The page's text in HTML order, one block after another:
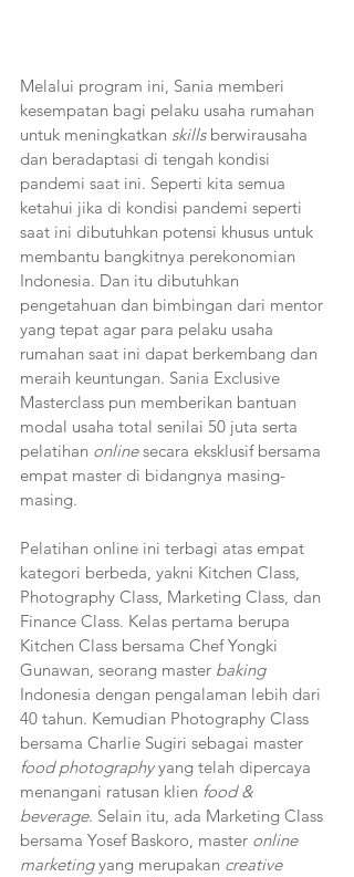
Melalui program ini, Sania memberi
kesempatan bagi pelaku usaha rumahan
untuk meningkatkan skills berwirausaha
dan beradaptasi di tengah kondisi
pandemi saat ini. Seperti kita semua
ketahui jika di kondisi pandemi seperti
saat ini dibutuhkan potensi khusus untuk
membantu bangkitnya perekonomian
Indonesia. Dan itu dibutuhkan
pengetahuan dan bimbingan dari mentor
yang tepat agar para pelaku usaha
rumahan saat ini dapat berkembang dan
meraih keuntungan. Sania Exclusive
Masterclass pun memberikan bantuan
modal usaha total senilai 50 juta serta
pelatihan online secara eksklusif bersama
empat master di bidangnya masing-
masing.
Pelatihan online ini terbagi atas empat
kategori berbeda, yakni Kitchen Class,
Photography Class, Marketing Class, dan
Finance Class. Kelas pertama berupa
Kitchen Class bersama Chef Yongki
Gunawan, seorang master baking
Indonesia dengan pengalaman lebih dari
40 tahun. Kemudian Photography Class
bersama Charlie Sugiri sebagai master
food photography yang telah dipercaya
menangani ratusan klien food &
beverage. Selain itu, ada Marketing Class
bersama Yosef Baskoro, master online
marketing yang merupakan creative